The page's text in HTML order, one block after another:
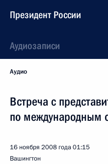
Президент России
Аудиозаписи
Аудио
Встреча с
по международным
16 ноября 2008 года01:15
Вашингтон